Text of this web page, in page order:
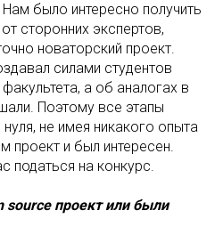
было интересно получить
сторонних экспертов,
новаторский проект.
силами студентов
а об аналогах в
Поэтому все этапы
не имея никакого опыта
проект и был интересен.
податься на конкурс.
source проект или были